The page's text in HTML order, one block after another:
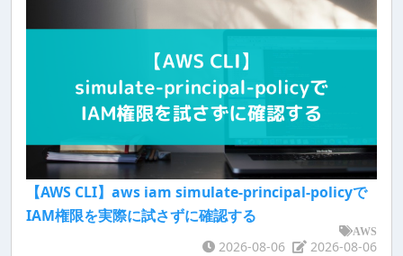
【AWS CLI】aws iam simulate-principal-policyで
IAM権限を実際に試さずに確認する
AWS
2026-08-06 2026-08-06